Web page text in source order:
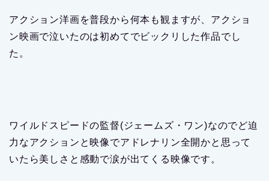
アクション洋画を普段から何本も観ますが、アクショ
ン映画で泣いたのは初めてでビックリした作品でし
た。
ワイルドスピードの監督(ジェームズ・ワン)なのでど迫
力なアクションと映像でアドレナリン全開かと思って
いたら美しさと感動で涙が出てくる映像です。